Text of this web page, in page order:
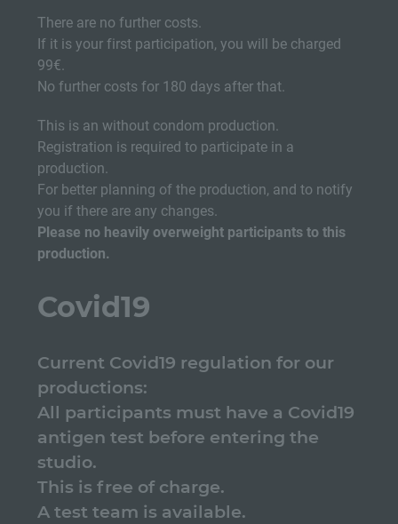
There are no further costs.
If it is your first participation, you will be charged
99€.
No further costs for 180 days after that.
This is an without condom production.
Registration is required to participate in a
production.
For better planning of the production, and to notify
you if there are any changes.
Please no heavily overweight participants to this
production.
Covid19
Current Covid19 regulation for our
productions:
All participants must have a Covid19
antigen test before entering the
studio.
This is free of charge.
A test team is available.